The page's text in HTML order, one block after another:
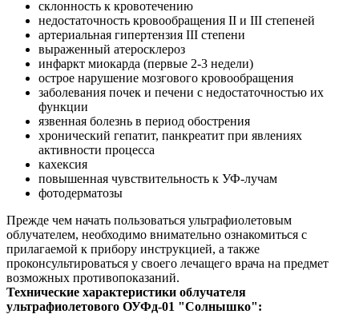
склонность к кровотечению
недостаточность кровообращения II и III степеней
артериальная гипертензия III степени
выраженный атеросклероз
инфаркт миокарда (первые 2-3 недели)
острое нарушение мозгового кровообращения
заболевания почек и печени с недостаточностью их
функции
язвенная болезнь в период обострения
хронический гепатит, панкреатит при явлениях
активности процесса
кахексия
повышенная чувствительность к УФ-лучам
фотодерматозы
Прежде чем начать пользоваться ультрафиолетовым
облучателем, необходимо внимательно ознакомиться с
прилагаемой к прибору инструкцией, а также
проконсультироваться у своего лечащего врача на предмет
возможных противопоказаний.
Технические характеристики облучателя
ультрафиолетового ОУФд-01 "Солнышко":